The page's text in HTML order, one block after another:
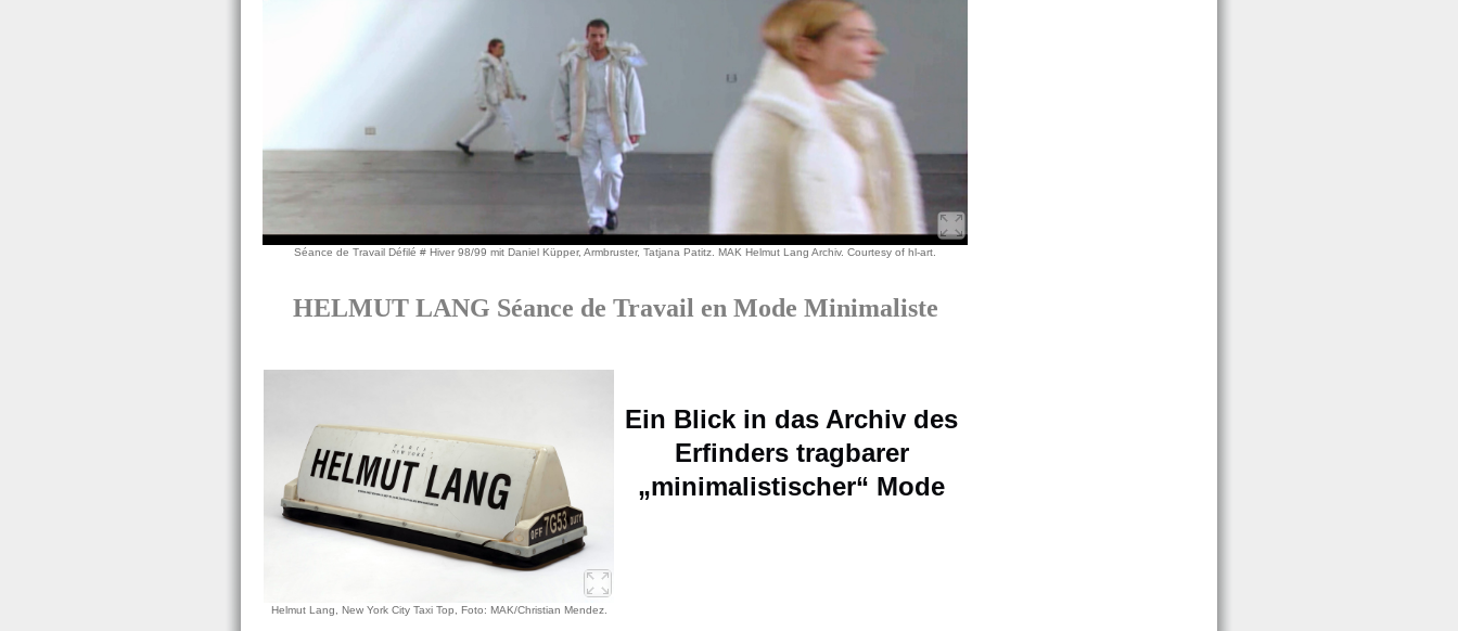
Séance de Travail Défilé # Hiver 98/99 mit Daniel Küpper, Armbruster, Tatjana Patitz. MAK Helmut Lang Archiv. Courtesy of hl-art.
HELMUT LANG Séance de Travail en Mode Minimaliste
Helmut Lang, New York City Taxi Top, Foto: MAK/Christian Mendez.
Ein Blick in das Archiv des
Erfinders tragbarer
„minimalistischer“ Mode